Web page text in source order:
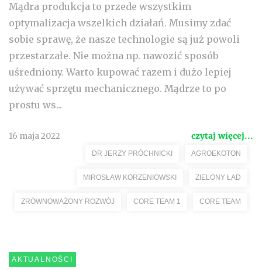
Mądra produkcja to przede wszystkim
optymalizacja wszelkich działań. Musimy zdać
sobie sprawę, że nasze technologie są już powoli
przestarzałe. Nie można np. nawozić sposób
uśredniony. Warto kupować razem i dużo lepiej
używać sprzętu mechanicznego. Mądrze to po
prostu ws...
16 maja 2022 czytaj więcej...
DR JERZY PRÓCHNICKI AGROEKOTON
MIROSŁAW KORZENIOWSKI ZIELONY ŁAD
ZRÓWNOWAŻONY ROZWÓJ CORE TEAM 1 CORE TEAM
AKTUALNOŚCI